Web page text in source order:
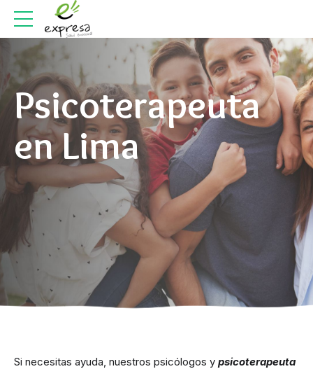
Psicoterapeuta
en Lima
Si necesitas ayuda, nuestros psicólogos y psicoterapeuta